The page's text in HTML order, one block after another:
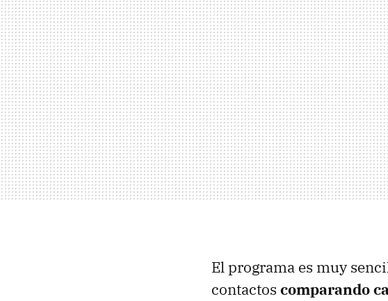
El programa es muy
contactos comparando